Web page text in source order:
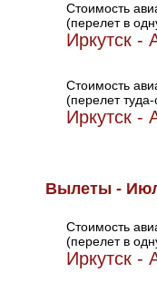
Стоимость
(перелет в
Иркутск -
Стоимость
(перелет
Иркутск -
Вылеты -
Стоимость
(перелет в
Иркутск -